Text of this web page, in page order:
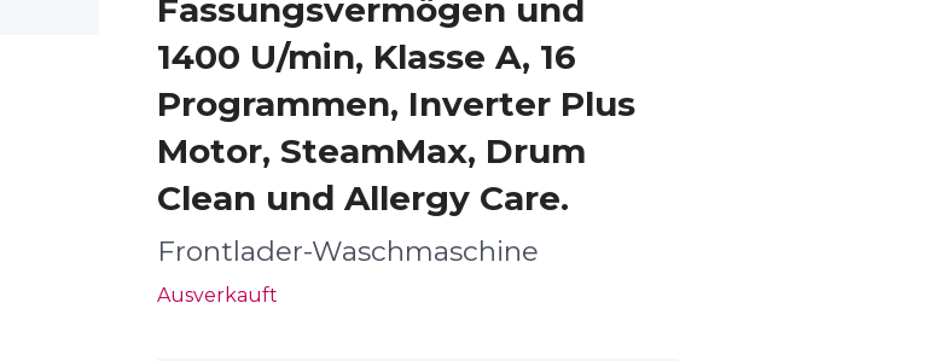
Fassungsvermögen und
1400 U/min, Klasse A, 16
Programmen, Inverter Plus
Motor, SteamMax, Drum
Clean und Allergy Care.
Frontlader-Waschmaschine
Ausverkauft